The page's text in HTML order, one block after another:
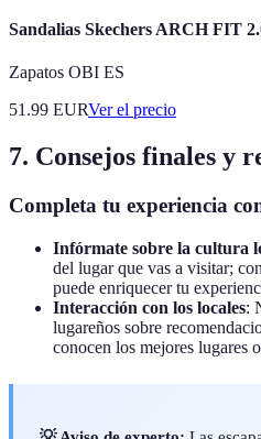
Sandalias Skechers ARCH FIT
Zapatos OBI ES
51.99 EURVer el precio
7. Consejos finales y
Completa tu experiencia
Infórmate sobre la cultura
del lugar que vas a visitar;
puede enriquecer tu
Interacción con los locales:
lugareños sobre
conocen los mejores lugares